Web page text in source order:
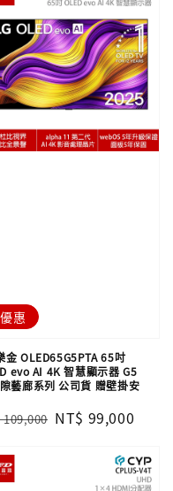
優惠
金 OLED65G5PTA 65吋
evo AI 4K 智慧顯示器 G5
藝廊系列 公司貨 贈壁掛安
109,000 Sale
NT$ 99,000